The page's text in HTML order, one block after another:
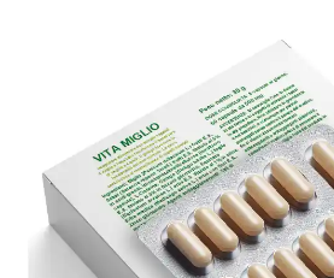
Мой аккаунт
Оставить отзыв
Оформление заказа